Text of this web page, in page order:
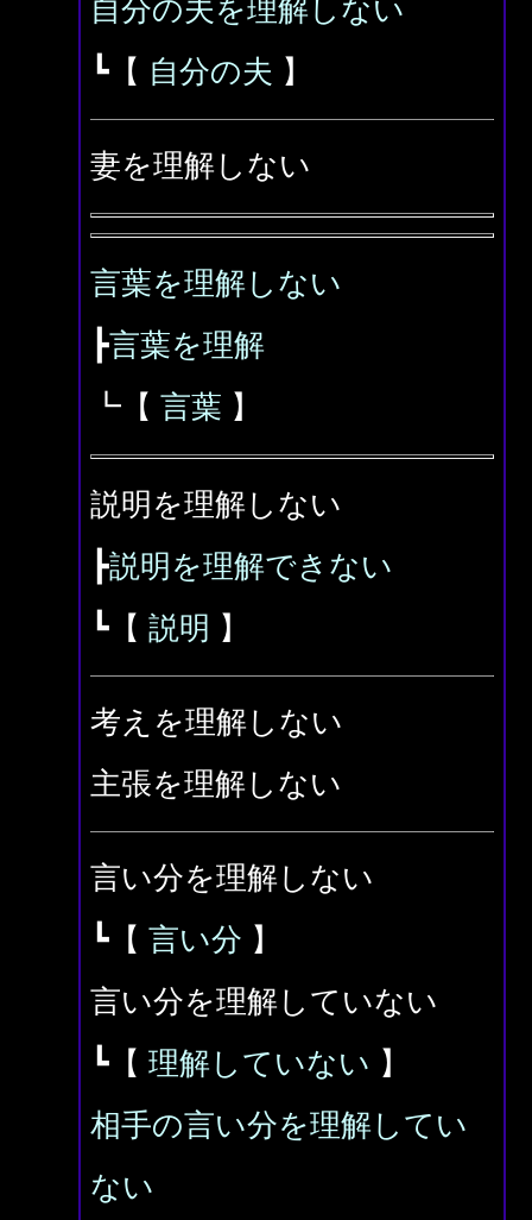
自分の夫を理解しない
┗【 自分の夫 】
妻を理解しない
言葉を理解しない
┣言葉を理解
┗【 言葉 】
説明を理解しない
┣説明を理解できない
┗【 説明 】
考えを理解しない
主張を理解しない
言い分を理解しない
┗【 言い分 】
言い分を理解していない
┗【 理解していない 】
相手の言い分を理解してい
ない